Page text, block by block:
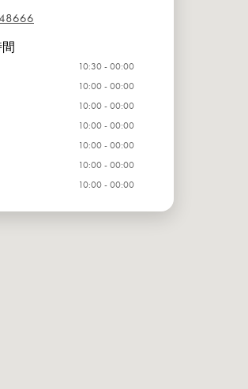
10:30 - 00:00
10:00 - 00:00
10:00 - 00:00
10:00 - 00:00
10:00 - 00:00
10:00 - 00:00
10:00 - 00:00